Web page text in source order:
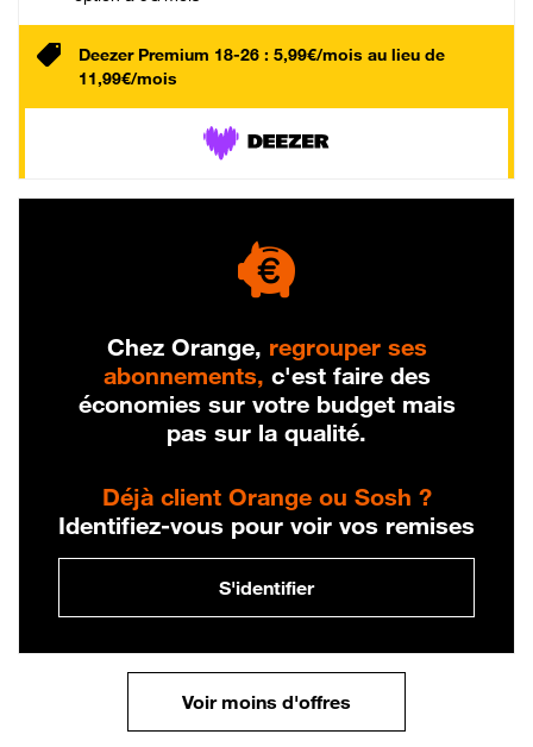
Deezer Premium 18-26 : 5,99€/mois au lieu de
11,99€/mois
Chez Orange, regrouper ses
abonnements, c'est faire des
économies sur votre budget mais
pas sur la qualité.
Déjà client Orange ou Sosh ?
Identifiez-vous pour voir vos remises
S'identifier
Voir moins d'offres